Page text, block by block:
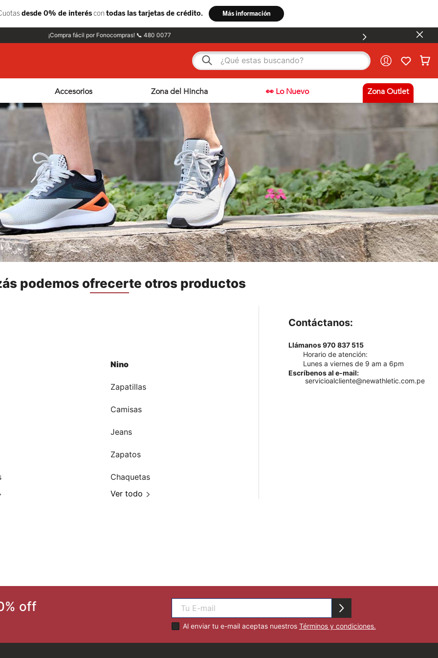
¡Compra fácil por Fonocompras! 📞 480 0077
¿Qué estas buscando?
Accesorios Zona del Hincha 👀 Lo Nuevo Zona Outlet
podemos ofrecerte otros productos
Nino
Zapatillas
Camisas
Jeans
Zapatos
Chaquetas
Ver todo
Contáctanos:
Llámanos 970 837 515
Horario de atención:
Lunes a viernes de 9 am a 6pm
Escríbenos al e-mail:
servicioalcliente@newathletic.com.pe
off
Al enviar tu e-mail aceptas nuestros Términos y condiciones.